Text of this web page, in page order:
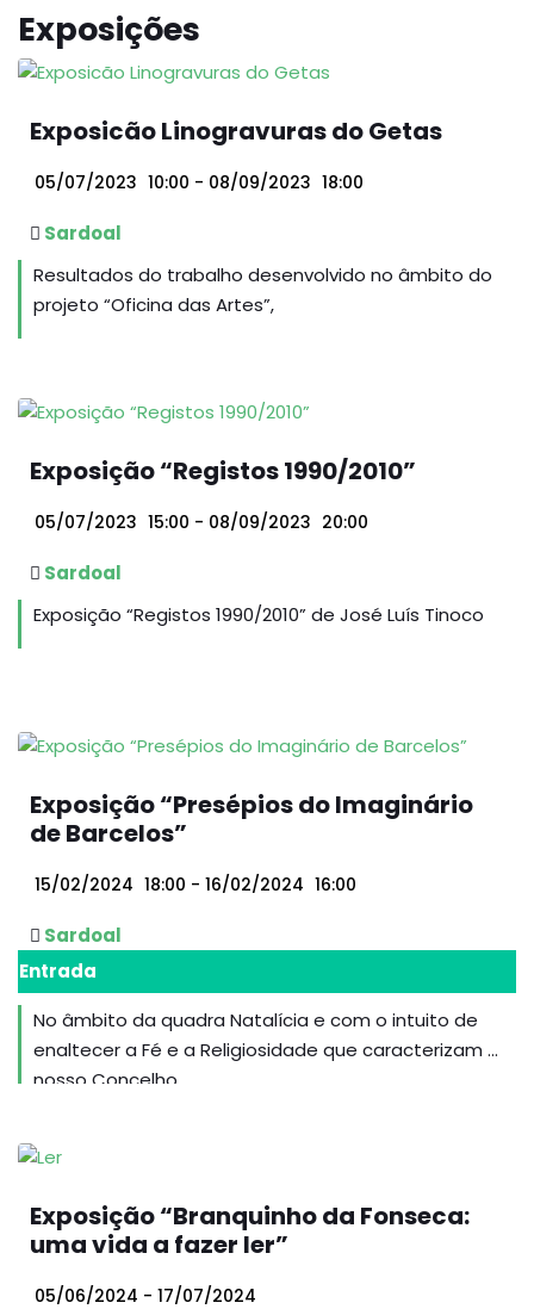
Exposições
Exposicão Linogravuras do Getas
05/07/2023 10:00 - 08/09/2023 18:00
Sardoal
Resultados do trabalho desenvolvido no âmbito do
projeto “Oficina das Artes”,
Exposição “Registos 1990/2010”
05/07/2023 15:00 - 08/09/2023 20:00
Sardoal
Exposição “Registos 1990/2010” de José Luís Tinoco
Exposição “Presépios do Imaginário
de Barcelos”
15/02/2024 18:00 - 16/02/2024 16:00
Sardoal
Entrada
No âmbito da quadra Natalícia e com o intuito de
enaltecer a Fé e a Religiosidade que caracterizam o
nosso Concelho...
Exposição “Branquinho da Fonseca:
uma vida a fazer ler”
05/06/2024 - 17/07/2024